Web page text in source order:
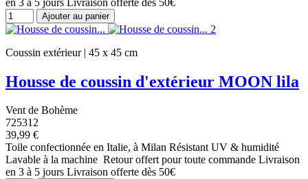
Ajouter au panier
Coussin extérieur | 45 x 45 cm
Housse de coussin d'extérieur MOON lila
Vent de Bohème
725312
39,99 €
Toile confectionnée en Italie, à Milan Résistant UV & humidité
Lavable à la machine Retour offert pour toute commande Livraison
en 3 à 5 jours Livraison offerte dès 50€